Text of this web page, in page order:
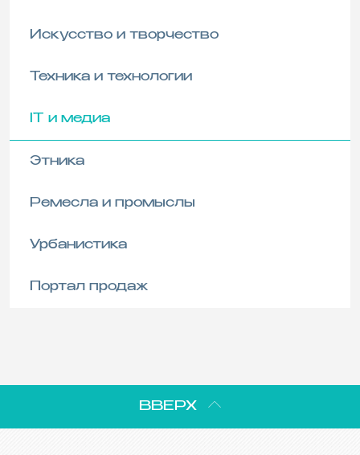
Искусство и творчество
Техника и технологии
IT и медиа
Этника
Ремесла и промыслы
Урбанистика
Портал продаж
ВВЕРХ